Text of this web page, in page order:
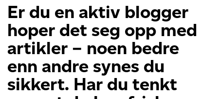
Er du en aktiv blogger
hoper det seg opp med
artikler – noen bedre
enn andre synes du
sikkert. Har du tenkt